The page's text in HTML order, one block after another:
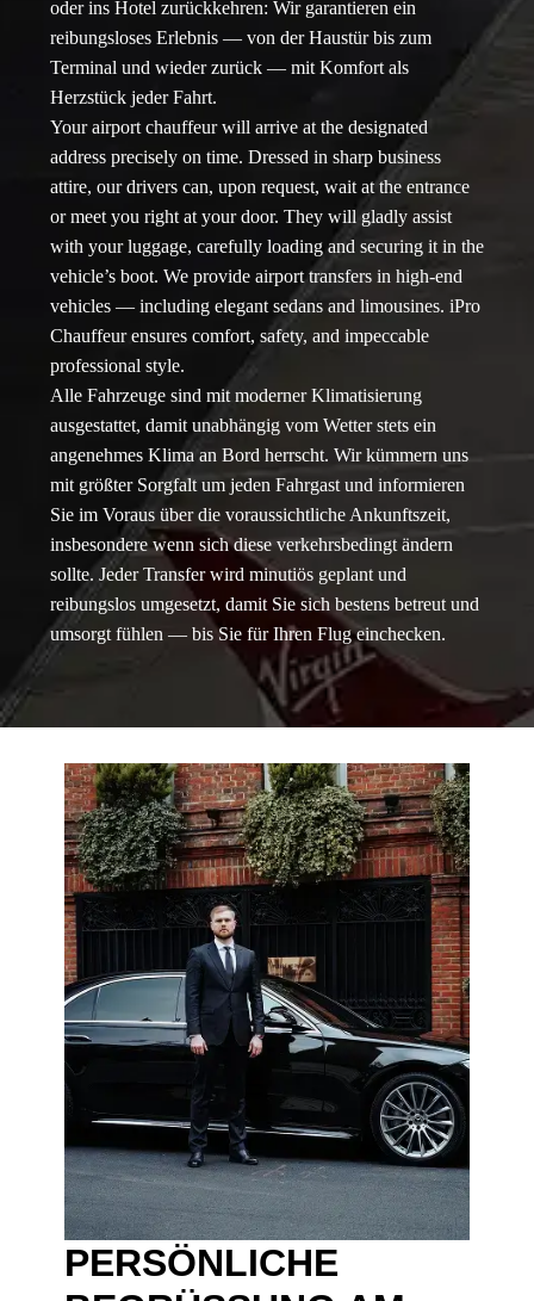
oder ins Hotel zurückkehren: Wir garantieren ein
reibungsloses Erlebnis — von der Haustür bis zum
Terminal und wieder zurück — mit Komfort als
Herzstück jeder Fahrt.
Your airport chauffeur will arrive at the designated
address precisely on time. Dressed in sharp business
attire, our drivers can, upon request, wait at the entrance
or meet you right at your door. They will gladly assist
with your luggage, carefully loading and securing it in the
vehicle’s boot. We provide airport transfers in high-end
vehicles — including elegant sedans and limousines. iPro
Chauffeur ensures comfort, safety, and impeccable
professional style.
Alle Fahrzeuge sind mit moderner Klimatisierung
ausgestattet, damit unabhängig vom Wetter stets ein
angenehmes Klima an Bord herrscht. Wir kümmern uns
mit größter Sorgfalt um jeden Fahrgast und informieren
Sie im Voraus über die voraussichtliche Ankunftszeit,
insbesondere wenn sich diese verkehrsbedingt ändern
sollte. Jeder Transfer wird minutiös geplant und
reibungslos umgesetzt, damit Sie sich bestens betreut und
umsorgt fühlen — bis Sie für Ihren Flug einchecken.
PERSÖNLICHE